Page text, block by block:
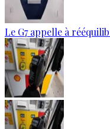
Le G7 appelle à